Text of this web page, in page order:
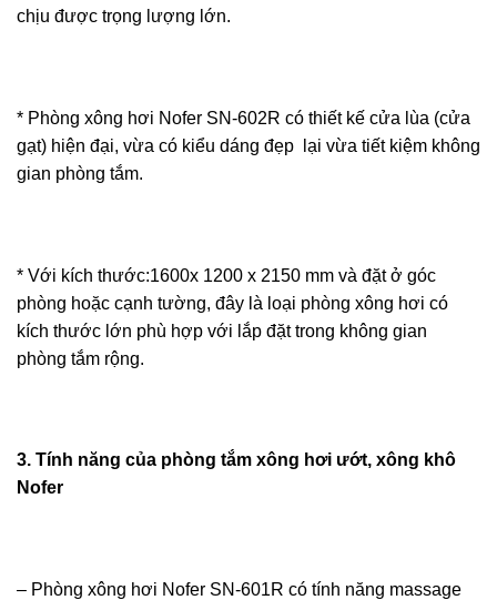
chịu được trọng lượng lớn.
* Phòng xông hơi Nofer SN-602R có thiết kế cửa lùa (cửa
gạt) hiện đại, vừa có kiểu dáng đẹp lại vừa tiết kiệm không
gian phòng tắm.
* Với kích thước:1600x 1200 x 2150 mm và đặt ở góc
phòng hoặc cạnh tường, đây là loại phòng xông hơi có
kích thước lớn phù hợp với lắp đặt trong không gian
phòng tắm rộng.
3. Tính năng của phòng tắm xông hơi ướt, xông khô
Nofer
– Phòng xông hơi Nofer SN-601R có tính năng massage